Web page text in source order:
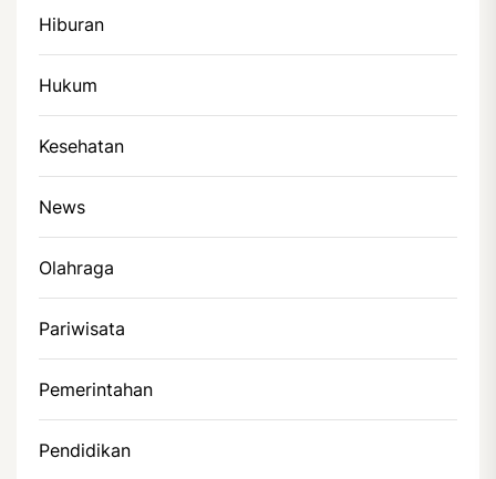
Hiburan
Hukum
Kesehatan
News
Olahraga
Pariwisata
Pemerintahan
Pendidikan